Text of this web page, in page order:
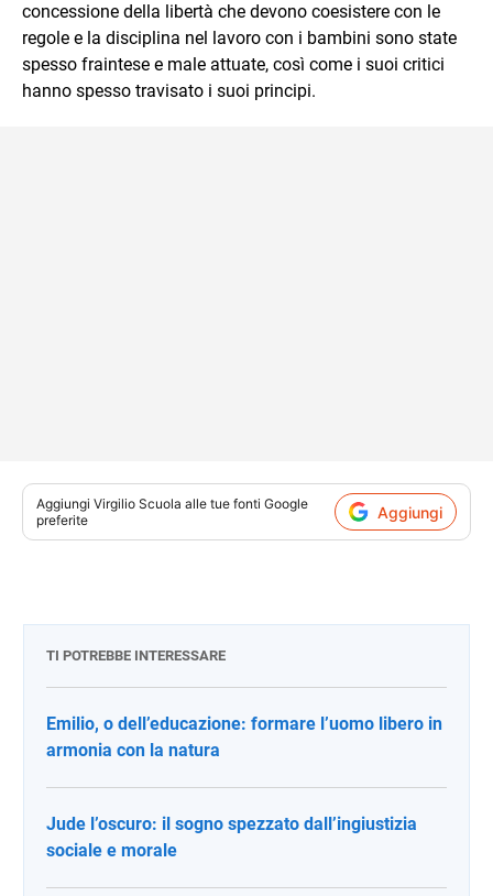
concessione della libertà che devono coesistere con le
regole e la disciplina nel lavoro con i bambini sono state
spesso fraintese e male attuate, così come i suoi critici
hanno spesso travisato i suoi principi.
Aggiungi Virgilio Scuola alle tue fonti Google
preferite
Aggiungi
TI POTREBBE INTERESSARE
Emilio, o dell’educazione: formare l’uomo libero in
armonia con la natura
Jude l’oscuro: il sogno spezzato dall’ingiustizia
sociale e morale